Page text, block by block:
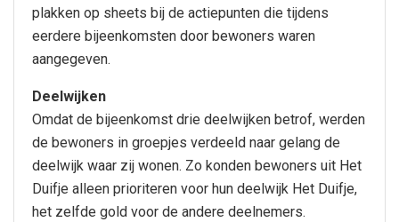
plakken op sheets bij de actiepunten die tijdens
eerdere bijeenkomsten door bewoners waren
aangegeven.
Deelwijken
Omdat de bijeenkomst drie deelwijken betrof, werden
de bewoners in groepjes verdeeld naar gelang de
deelwijk waar zij wonen. Zo konden bewoners uit Het
Duifje alleen prioriteren voor hun deelwijk Het Duifje,
het zelfde gold voor de andere deelnemers.